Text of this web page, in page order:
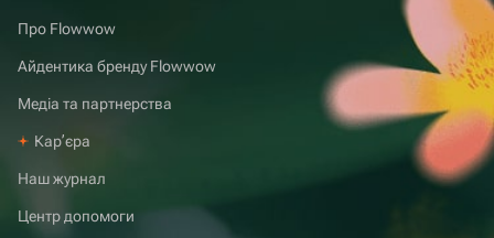
Про Flowwow
Айдентика бренду Flowwow
Медіа та партнерства
Карʼєра
Наш журнал
Центр допомоги